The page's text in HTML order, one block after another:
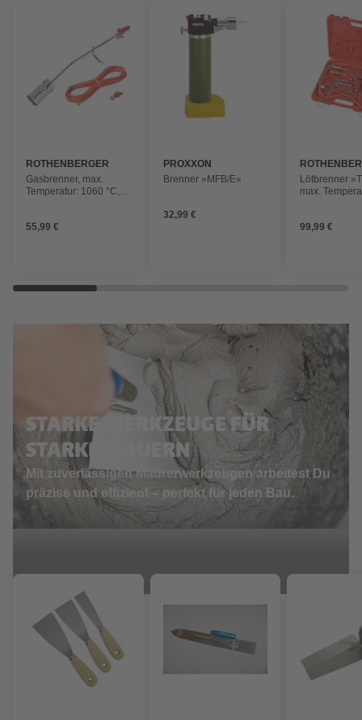
ROTHENBERGER
INDUSTRIAL
Gasbrenner, max.
Temperatur: 1060 °C,
55,99 €
PROXXON
Brenner »MFB/E«
32,99 €
INDUSTRIAL
Lötbrenner
max.
99,99 €
STARKE WERKZEUGE FÜR
STARKE MAUERN
Mit zuverlässigen Maurerwerkzeugen arbeitest Du
präzise und effizient – perfekt für jeden Bau.